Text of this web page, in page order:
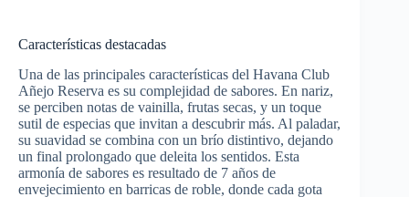
Características destacadas
Una de las principales características del Havana Club
Añejo Reserva es su complejidad de sabores. En nariz,
se perciben notas de vainilla, frutas secas, y un toque
sutil de especias que invitan a descubrir más. Al paladar,
su suavidad se combina con un brío distintivo, dejando
un final prolongado que deleita los sentidos. Esta
armonía de sabores es resultado de 7 años de
envejecimiento en barricas de roble, donde cada gota